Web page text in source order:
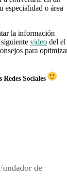
especialidad o área
la información
vídeo del el
para
Sociales
de